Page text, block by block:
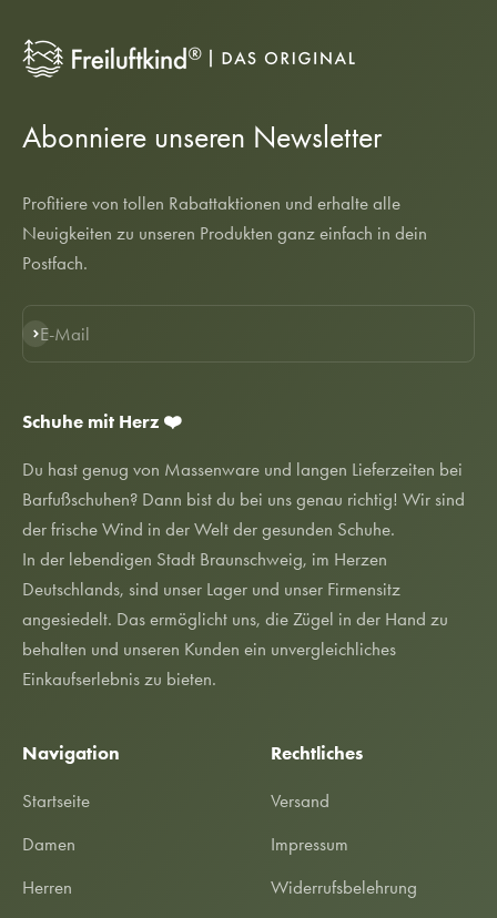
Abonniere unseren Newsletter
Profitiere von tollen Rabattaktionen und erhalte alle
Neuigkeiten zu unseren Produkten ganz einfach in dein
Postfach.
E-Mail
Abonnieren
Schuhe mit Herz ❤️
Du hast genug von Massenware und langen Lieferzeiten bei
Barfußschuhen? Dann bist du bei uns genau richtig! Wir sind
der frische Wind in der Welt der gesunden Schuhe.
In der lebendigen Stadt Braunschweig, im Herzen
Deutschlands, sind unser Lager und unser Firmensitz
angesiedelt. Das ermöglicht uns, die Zügel in der Hand zu
behalten und unseren Kunden ein unvergleichliches
Einkaufserlebnis zu bieten.
Navigation
Startseite
Damen
Herren
Rechtliches
Versand
Impressum
Widerrufsbelehrung